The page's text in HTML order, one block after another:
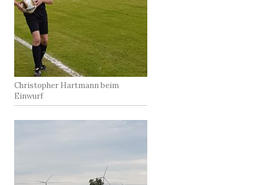
Christopher Hartmann beim
Einwurf